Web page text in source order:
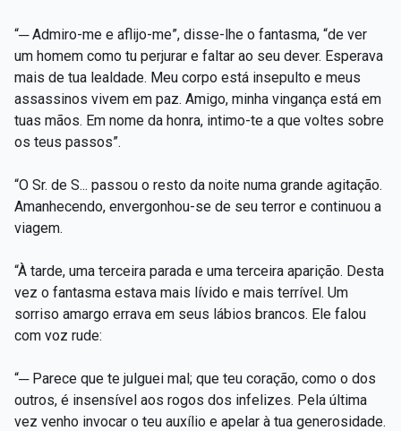
“─ Admiro-me e aflijo-me”, disse-lhe o fantasma, “de ver
um homem como tu perjurar e faltar ao seu dever. Esperava
mais de tua lealdade. Meu corpo está insepulto e meus
assassinos vivem em paz. Amigo, minha vingança está em
tuas mãos. Em nome da honra, intimo-te a que voltes sobre
os teus passos”.
“O Sr. de S... passou o resto da noite numa grande agitação.
Amanhecendo, envergonhou-se de seu terror e continuou a
viagem.
“À tarde, uma terceira parada e uma terceira aparição. Desta
vez o fantasma estava mais lívido e mais terrível. Um
sorriso amargo errava em seus lábios brancos. Ele falou
com voz rude:
“─ Parece que te julguei mal; que teu coração, como o dos
outros, é insensível aos rogos dos infelizes. Pela última
vez venho invocar o teu auxílio e apelar à tua generosidade.